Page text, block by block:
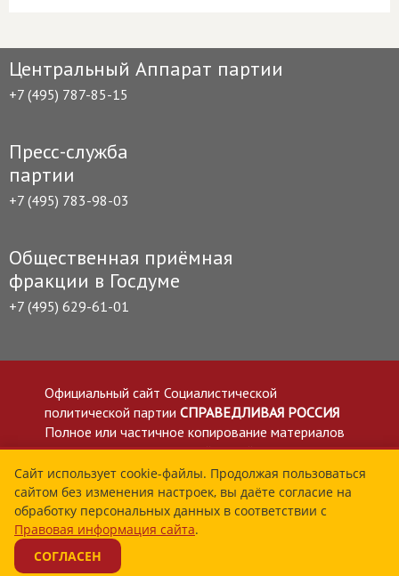
Центральный Аппарат партии
+7 (495) 787-85-15
Пресс-служба
партии
+7 (495) 783-98-03
Общественная приёмная
фракции в Госдуме
+7 (495) 629-61-01
Официальный сайт Социалистической
политической партии СПРАВЕДЛИВАЯ РОССИЯ
Полное или частичное копирование материалов
приветствуется со ссылкой на сайт spravedlivo.ru
Политика в отношении обработки персональных
данных
Все материалы сайта spravedlivo.ru доступны по
лицензии Creative Commons Attribution 4.0 International
Сайт использует cookie-файлы. Продолжая пользоваться
сайтом без изменения настроек, вы даёте согласие на
обработку персональных данных в соответствии с
Правовая информация сайта.
СОГЛАСЕН